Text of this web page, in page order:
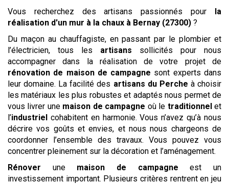
Vous recherchez des artisans passionnés pour
la
réalisation d'un mur à la chaux à Bernay (27300) ?
Du maçon au chauffagiste, en passant par le plombier et
l’électricien, tous les artisans sollicités pour nous
accompagner dans la réalisation de votre projet de
rénovation de maison de campagne sont experts dans
leur domaine. La facilité des artisans du Perche à choisir
les matériaux les plus robustes et adaptés nous permet de
vous livrer une maison de campagne où le traditionnelet
l’industriel cohabitent en harmonie. Vous n’avez qu’à nous
décrire vos goûts et envies, et nous nous chargeons de
coordonner l’ensemble des travaux. Vous pouvez vous
concentrer pleinement sur la décoration et l’aménagement.
Rénover une maison de campagne est un
investissement important. Plusieurs critères rentrent en jeu